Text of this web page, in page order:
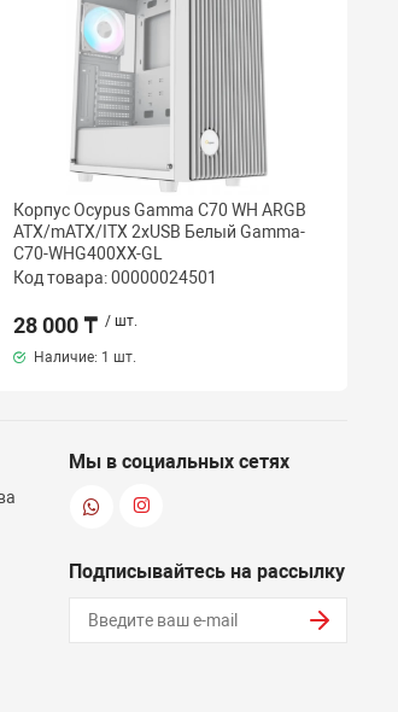
Корпус Ocypus Gamma C70 WH ARGB
ATX/mATX/ITX 2xUSB Белый Gamma-
C70-WHG400XX-GL
Код товара: 00000024501
28 000 ₸ / шт.
Наличие: 1 шт.
Мы в социальных сетях
Подписывайтесь на рассылку